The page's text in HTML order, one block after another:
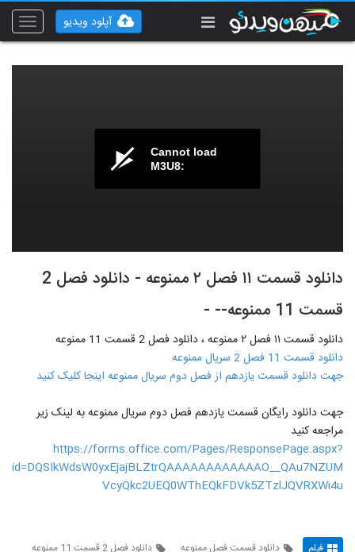
Toggle
آپلود ویدیو
Cannot load
M3U8:
دانلود قسمت ۱۱ فصل ۲ ممنوعه - دانلود فصل 2
قسمت 11 ممنوعه-- -
دانلود قسمت ۱۱ فصل ۲ ممنوعه ، دانلود فصل 2 قسمت 11 ممنوعه
دانلود قسمت 11 فصل 2 سریال ممنوعه
جهت دانلود قسمت یازدهم از فصل دوم سریال ممنوعه اینجا کلیک کنید
جهت دانلود رایگان قسمت یازدهم فصل دوم سریال ممنوعه به لینک زیر
مراجعه کنید
https://forms.office.com/Pages/ResponsePage.aspx?
id=DQSIkWdsW0yxEjajBLZtrQAAAAAAAAAAAAO__QAu7NZUM
VcyQkc2UEQ0WThEQkFDVk5ZTzlJQVRXWi4u
فیلم دانلود قسمت فصل ممنوعه دانلود فصل 2 قسمت 11 ممنوعه